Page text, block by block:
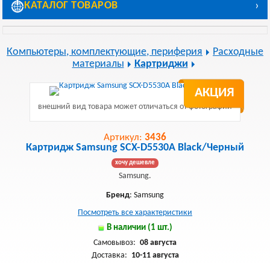
КАТАЛОГ ТОВАРОВ ›
Компьютеры, комплектующие, периферия
Расходные
материалы
Картриджи
АКЦИЯ
внешний вид товара может отличаться от фотографии
Артикул: 3436
Картридж Samsung SCX-D5530A Black/Черный
хочу дешевле
Samsung.
Бренд: Samsung
Посмотреть все характеристики
В наличии (1 шт.)
Самовывоз: 08 августа
Доставка: 10-11 августа